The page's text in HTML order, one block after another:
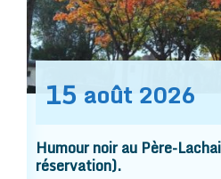
15 août 2026
Humour noir au Père-
réservation).